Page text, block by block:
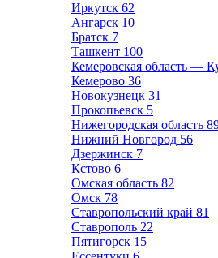
Иркутск 62
Ангарск 10
Братск 7
Ташкент 100
Кемеровская область —
Кемерово 36
Новокузнецк 31
Прокопьевск 5
Нижегородская область
Нижний Новгород 56
Дзержинск 7
Кстово 6
Омская область 82
Омск 78
Ставропольский край 81
Ставрополь 22
Пятигорск 15